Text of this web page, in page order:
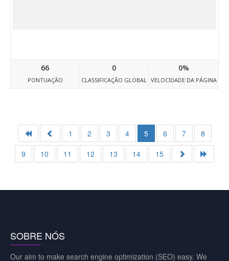
66
PONTUAÇÃO
0
CLASSIFICAÇÃO GLOBAL
0%
VELOCIDADE DA PÁGINA
1 2 3 4 5 6 7
8
9
10 11 12 13 14 15
SOBRE NÓS
Our aim to make search engine optimization (SEO) easy. We